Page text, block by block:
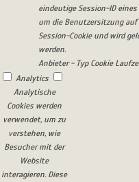
eindeutige Session-ID
um die Benutzersitzung auf
Session-Cookie und wird
werden.
Anbieter - Typ Cookie
Analytics
Analytische
Cookies werden
verwendet, um zu
verstehen, wie
Besucher mit der
Website
interagieren. Diese